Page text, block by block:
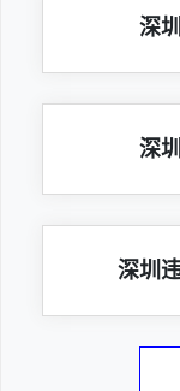
深
深
深圳